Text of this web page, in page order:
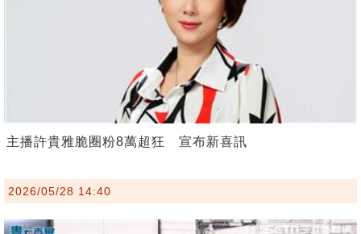
主播許貴雅脆圈粉8萬超狂 宣布新喜訊
2026/05/28 14:40